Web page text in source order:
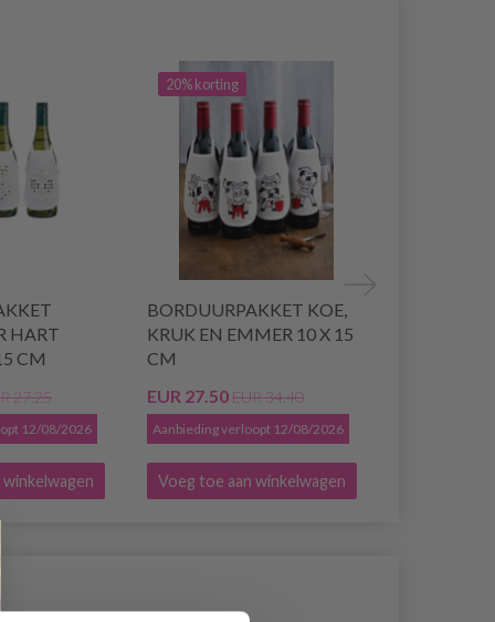
HART
CM
27.25
12/08/2026
20% korting
BORDUURPAKKET KOE,
KRUK EN EMMER 10 X 15
CM
EUR 27.50EUR 34.40
Aanbieding verloopt 12/08/2026
Voeg toe aan winkelwagen